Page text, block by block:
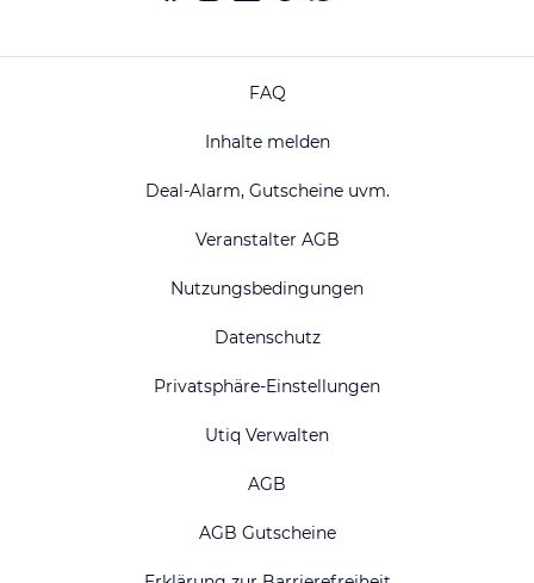
FAQ
Inhalte melden
Deal-Alarm, Gutscheine uvm.
Veranstalter AGB
Nutzungsbedingungen
Datenschutz
Privatsphäre-Einstellungen
Utiq Verwalten
AGB
AGB Gutscheine